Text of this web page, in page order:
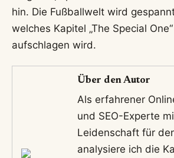
hin. Die Fußballwelt wird
welches Kapitel „The Special
aufschlagen wird.
Über den Autor
Als erfahrener
und SEO-Experte
Leidenschaft für
analysiere ich die